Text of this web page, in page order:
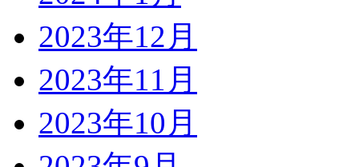
2023年12月
2023年11月
2023年10月